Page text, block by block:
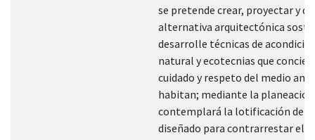
se pretende crear, proyectar y
alternativa arquitectónica
desarrolle técnicas de
natural y ecotecnias que
cuidado y respeto del medio
habitan; mediante la
contemplará la lotificación del
diseñado para contrarrestar el